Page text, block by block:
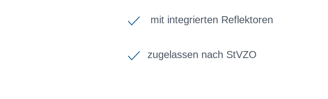
mit integrierten Reflektoren
zugelassen nach StVZO